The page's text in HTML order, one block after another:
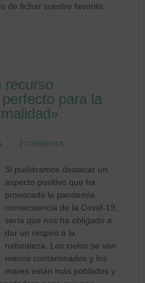
de fichar vuestro favorito.
recurso
para la
2 COMMENTS
Si pudiéramos destacar un
aspecto positivo que ha
provocado la pandemia,
consecuencia de la Covid-19,
sería que nos ha obligado a
dar un respiro a la
naturaleza. Los cielos se ven
menos contaminados y los
mares están más poblados y